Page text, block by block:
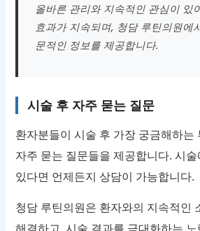
올바른 관리와 지속적인 관심이 있
효과가 지속되며, 청담 루틴의원에
문적인 정보를 제공합니다.
시술 후 자주 묻는 질문
환자분들이 시술 후 가장 궁금해하는
자주 묻는 질문들을 제공합니다. 시
있다면 언제든지 상담이 가능합니다.
청담 루틴의원은 환자와의 지속적인
해결하고, 시술 결과를 극대화하는